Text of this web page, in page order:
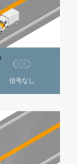
信号なし